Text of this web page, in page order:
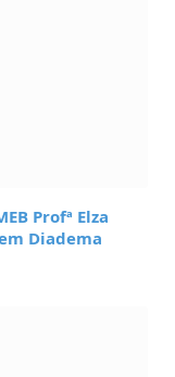
Profª Elza
Diadema